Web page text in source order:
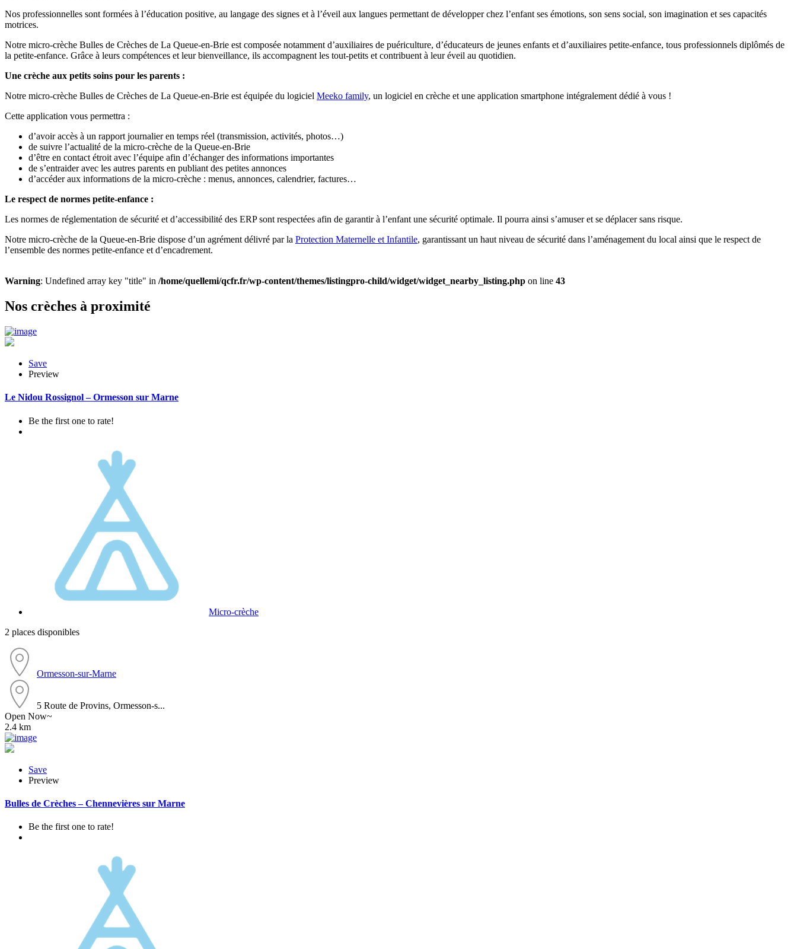
Nos professionnelles sont formées à l’éducation positive, au langage des signes et à l’éveil aux langues permettant de développer chez l’enfant ses émotions, son sens social, son imagination et ses capacités
motrices.
Notre micro-crèche Bulles de Crèches de La Queue-en-Brie est composée notamment d’auxiliaires de puériculture, d’éducateurs de jeunes enfants et d’auxiliaires petite-enfance, tous professionnels diplômés de
la petite-enfance. Grâce à leurs compétences et leur bienveillance, ils accompagnent les tout-petits et contribuent à leur éveil au quotidien.
Une crèche aux petits soins pour les parents :
Notre micro-crèche Bulles de Crèches de La Queue-en-Brie est équipée du logiciel Meeko family, un logiciel en crèche et une application smartphone intégralement dédié à vous !
Cette application vous permettra :
d’avoir accès à un rapport journalier en temps réel (transmission, activités, photos…)
de suivre l’actualité de la micro-crèche de la Queue-en-Brie
d’être en contact étroit avec l’équipe afin d’échanger des informations importantes
de s’entraider avec les autres parents en publiant des petites annonces
d’accéder aux informations de la micro-crèche : menus, annonces, calendrier, factures…
Le respect de normes petite-enfance :
Les normes de réglementation de sécurité et d’accessibilité des ERP sont respectées afin de garantir à l’enfant une sécurité optimale. Il pourra ainsi s’amuser et se déplacer sans risque.
Notre micro-crèche de la Queue-en-Brie dispose d’un agrément délivré par la Protection Maternelle et Infantile, garantissant un haut niveau de sécurité dans l’aménagement du local ainsi que le respect de
l’ensemble des normes petite-enfance et d’encadrement.
Warning: Undefined array key "title" in /home/quellemi/qcfr.fr/wp-content/themes/listingpro-child/widget/widget_nearby_listing.php on line 43
Nos crèches à proximité
Save
Preview
Le Nidou Rossignol – Ormesson sur Marne
Be the first one to rate!
Micro-crèche
2 places disponibles
Ormesson-sur-Marne
5 Route de Provins, Ormesson-s...
Open Now~
2.4 km
Save
Preview
Bulles de Crèches – Chennevières sur Marne
Be the first one to rate!